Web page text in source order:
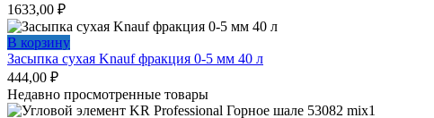
1633,00 ₽
В корзину
Засыпка сухая Knauf фракция 0-5 мм 40 л
444,00 ₽
Недавно просмотренные товары